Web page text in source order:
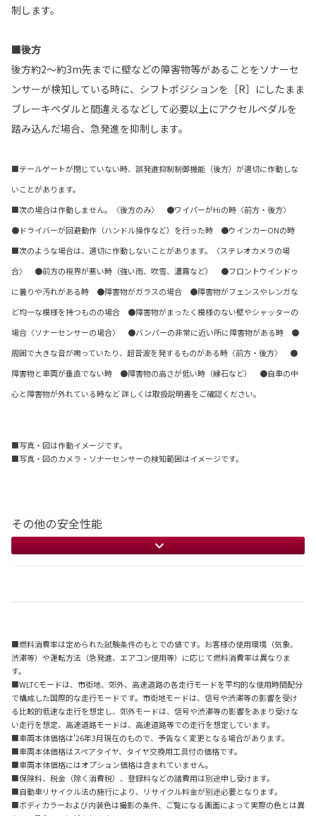
制します。
■後方
後方約2～約3m先までに壁などの障害物等があることをソナーセ
ンサーが検知している時に、シフトポジションを［R］にしたまま
ブレーキペダルと間違えるなどして必要以上にアクセルペダルを
踏み込んだ場合、急発進を抑制します。
■テールゲートが閉じていない時、誤発進抑制制御機能（後方）が適切に作動しな
いことがあります。
■次の場合は作動しません。〈後方のみ〉 ●ワイパーがHiの時〈前方・後方〉
●ドライバーが回避動作（ハンドル操作など）を行った時 ●ウインカーONの時
■次のような場合は、適切に作動しないことがあります。〈ステレオカメラの場
合〉 ●前方の視界が悪い時（強い雨、吹雪、濃霧など） ●フロントウインドゥ
に曇りや汚れがある時 ●障害物がガラスの場合 ●障害物がフェンスやレンガな
ど均一な模様を持つものの場合 ●障害物がまったく模様のない壁やシャッターの
場合〈ソナーセンサーの場合〉 ●バンパーの非常に近い所に障害物がある時 ●
周囲で大きな音が鳴っていたり、超音波を発するものがある時〈前方・後方〉 ●
障害物と車両が垂直でない時 ●障害物の高さが低い時（縁石など） ●自車の中
心と障害物が外れている時など 詳しくは取扱説明書をご確認ください。
■写真・図は作動イメージです。
■写真・図のカメラ・ソナーセンサーの検知範囲はイメージです。
その他の安全性能
■燃料消費率は定められた試験条件のもとでの値です。お客様の使用環境（気象、
渋滞等）や運転方法（急発進、エアコン使用等）に応じて燃料消費率は異なりま
す。
■WLTCモードは、市街地、郊外、高速道路の各走行モードを平均的な使用時間配分
で構成した国際的な走行モードです。市街地モードは、信号や渋滞等の影響を受け
る比較的低速な走行を想定し、郊外モードは、信号や渋滞等の影響をあまり受けな
い走行を想定、高速道路モードは、高速道路等での走行を想定しています。
■車両本体価格は'26年3月現在のもので、予告なく変更となる場合があります。
■車両本体価格はスペアタイヤ、タイヤ交換用工具付の価格です。
■車両本体価格にはオプション価格は含まれていません。
■保険料、税金（除く消費税）、登録料などの諸費用は別途申し受けます。
■自動車リサイクル法の施行により、リサイクル料金が別途必要となります。
■ボディカラーおよび内装色は撮影の条件、ご覧になる画面によって実際の色とは異